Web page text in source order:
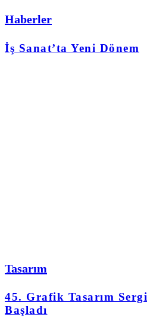
Haberler
İş Sanat’ta Yeni Dönem
Tasarım
45. Grafik Tasarım
Başladı